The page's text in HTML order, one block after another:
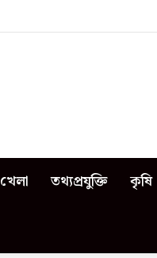
খেলা তথ্যপ্রযুক্তি কৃষি